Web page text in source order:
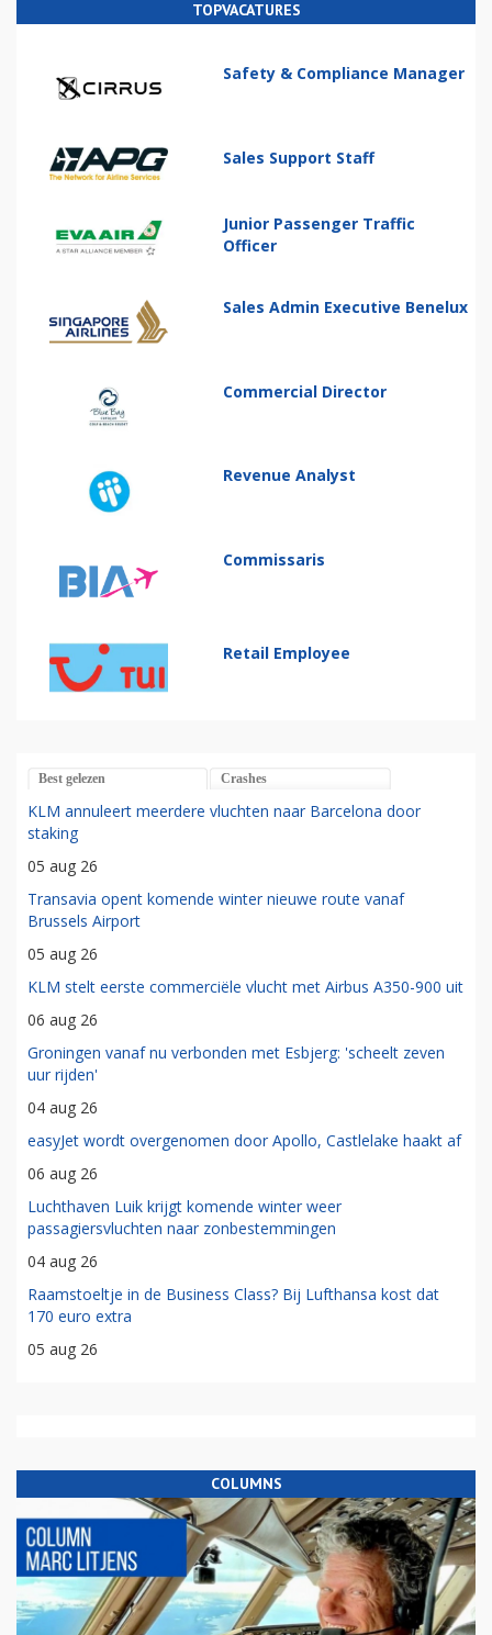
TOPVACATURES
Safety & Compliance Manager
Sales Support Staff
Junior Passenger Traffic
Officer
Sales Admin Executive Benelux
Commercial Director
Revenue Analyst
Commissaris
Retail Employee
Best gelezen Crashes
KLM annuleert meerdere vluchten naar Barcelona door
staking
05 aug 26
Transavia opent komende winter nieuwe route vanaf
Brussels Airport
05 aug 26
KLM stelt eerste commerciële vlucht met Airbus A350-900 uit
06 aug 26
Groningen vanaf nu verbonden met Esbjerg: 'scheelt zeven
uur rijden'
04 aug 26
easyJet wordt overgenomen door Apollo, Castlelake haakt af
06 aug 26
Luchthaven Luik krijgt komende winter weer
passagiersvluchten naar zonbestemmingen
04 aug 26
Raamstoeltje in de Business Class? Bij Lufthansa kost dat
170 euro extra
05 aug 26
COLUMNS